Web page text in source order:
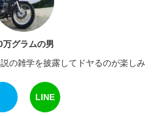
万グラムの男
の雑学を披露してドヤるのが楽しみ
LINE